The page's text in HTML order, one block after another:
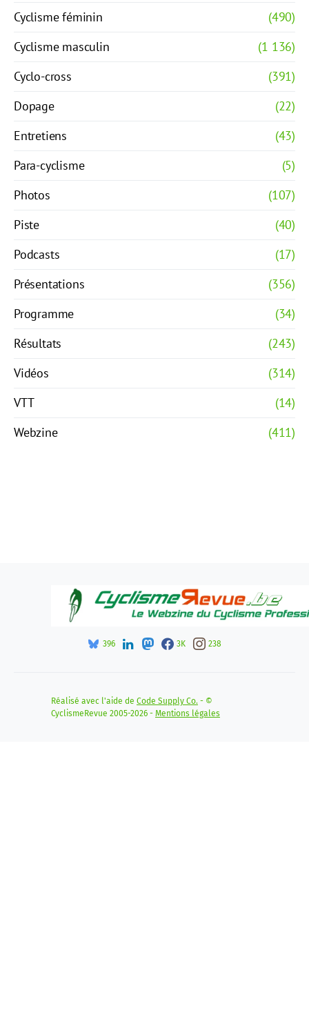
Cyclisme féminin
(490)
Cyclisme masculin
(1 136)
Cyclo-cross
(391)
Dopage
(22)
Entretiens
(43)
Para-cyclisme
(5)
Photos
(107)
Piste
(40)
Podcasts
(17)
Présentations
(356)
Programme
(34)
Résultats
(243)
Vidéos
(314)
VTT
(14)
Webzine
(411)
396 3K 238
Réalisé avec l'aide de Code Supply Co. - ©
CyclismeRevue 2005-2026 - Mentions légales